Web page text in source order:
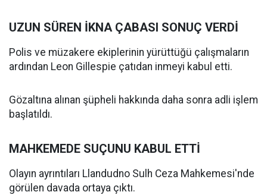
UZUN SÜREN İKNA ÇABASI SONUÇ VERDİ
Polis ve müzakere ekiplerinin yürüttüğü çalışmaların
ardından Leon Gillespie çatıdan inmeyi kabul etti.
Gözaltına alınan şüpheli hakkında daha sonra adli işlem
başlatıldı.
MAHKEMEDE SUÇUNU KABUL ETTİ
Olayın ayrıntıları Llandudno Sulh Ceza Mahkemesi'nde
görülen davada ortaya çıktı.